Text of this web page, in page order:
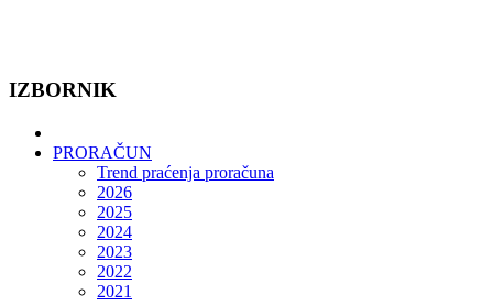
IZBORNIK
PRORAČUN
Trend praćenja proračuna
2026
2025
2024
2023
2022
2021